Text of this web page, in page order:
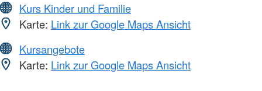
Kurs Kinder und Familie
Karte: Link zur Google Maps Ansicht
Kursangebote
Karte: Link zur Google Maps Ansicht